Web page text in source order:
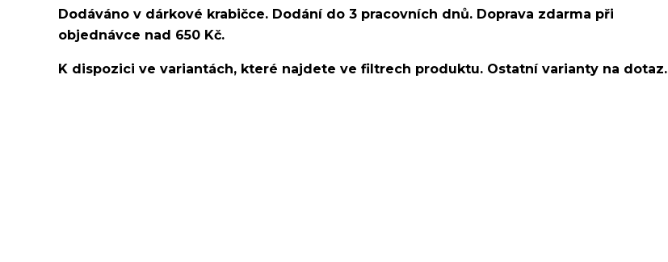
Dodáváno v dárkové krabičce. Dodání do 3 pracovních dnů. Doprava zdarma při
objednávce nad 650 Kč.
K dispozici ve variantách, které najdete ve filtrech produktu. Ostatní varianty na dotaz.